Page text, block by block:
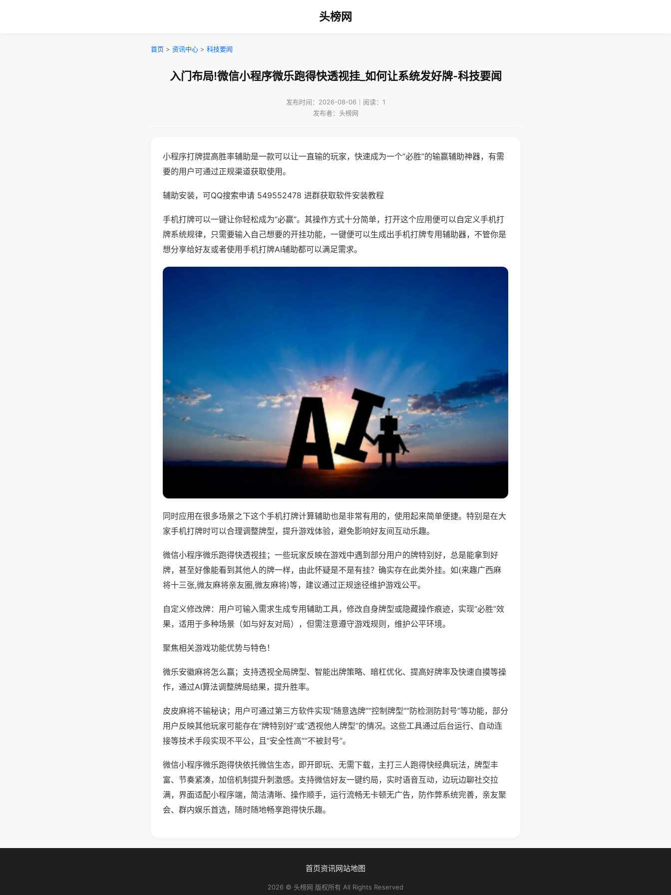
头榜网
首页 > 资讯中心 > 科技要闻
入门布局!微信小程序微乐跑得快透视挂_如何让系统发好牌-科技要闻
发布时间：2026-08-06｜阅读：1
发布者：头榜网
小程序打牌提高胜率辅助是一款可以让一直输的玩家，快速成为一个“必胜”的输赢辅助神器，有需
要的用户可通过正规渠道获取使用。
辅助安装，可QQ搜索申请 549552478 进群获取软件安装教程
手机打牌可以一键让你轻松成为“必赢”。其操作方式十分简单，打开这个应用便可以自定义手机打
牌系统规律，只需要输入自己想要的开挂功能，一键便可以生成出手机打牌专用辅助器，不管你是
想分享给好友或者使用手机打牌AI辅助都可以满足需求。
同时应用在很多场景之下这个手机打牌计算辅助也是非常有用的，使用起来简单便捷。特别是在大
家手机打牌时可以合理调整牌型，提升游戏体验，避免影响好友间互动乐趣。
微信小程序微乐跑得快透视挂；一些玩家反映在游戏中遇到部分用户的牌特别好，总是能拿到好
牌，甚至好像能看到其他人的牌一样，由此怀疑是不是有挂？确实存在此类外挂。如(来趣广西麻
将十三张,微友麻将亲友圈,微友麻将)等，建议通过正规途径维护游戏公平。
自定义修改牌：用户可输入需求生成专用辅助工具，修改自身牌型或隐藏操作痕迹，实现“必胜”效
果，适用于多种场景（如与好友对局），但需注意遵守游戏规则，维护公平环境。
聚焦相关游戏功能优势与特色！
微乐安徽麻将怎么赢；支持透视全局牌型、智能出牌策略、暗杠优化、提高好牌率及快速自摸等操
作，通过AI算法调整牌局结果，提升胜率。
皮皮麻将不输秘诀；用户可通过第三方软件实现“随意选牌”“控制牌型”“防检测防封号”等功能，部分
用户反映其他玩家可能存在“牌特别好”或“透视他人牌型”的情况。这些工具通过后台运行、自动连
接等技术手段实现不平公，且“安全性高”“不被封号”。
微信小程序微乐跑得快依托微信生态，即开即玩、无需下载，主打三人跑得快经典玩法，牌型丰
富、节奏紧凑，加倍机制提升刺激感。支持微信好友一键约局，实时语音互动，边玩边聊社交拉
满，界面适配小程序端，简洁清晰、操作顺手，运行流畅无卡顿无广告，防作弊系统完善，亲友聚
会、群内娱乐首选，随时随地畅享跑得快乐趣。
首页资讯网站地图
2026 © 头榜网 版权所有 All Rights Reserved